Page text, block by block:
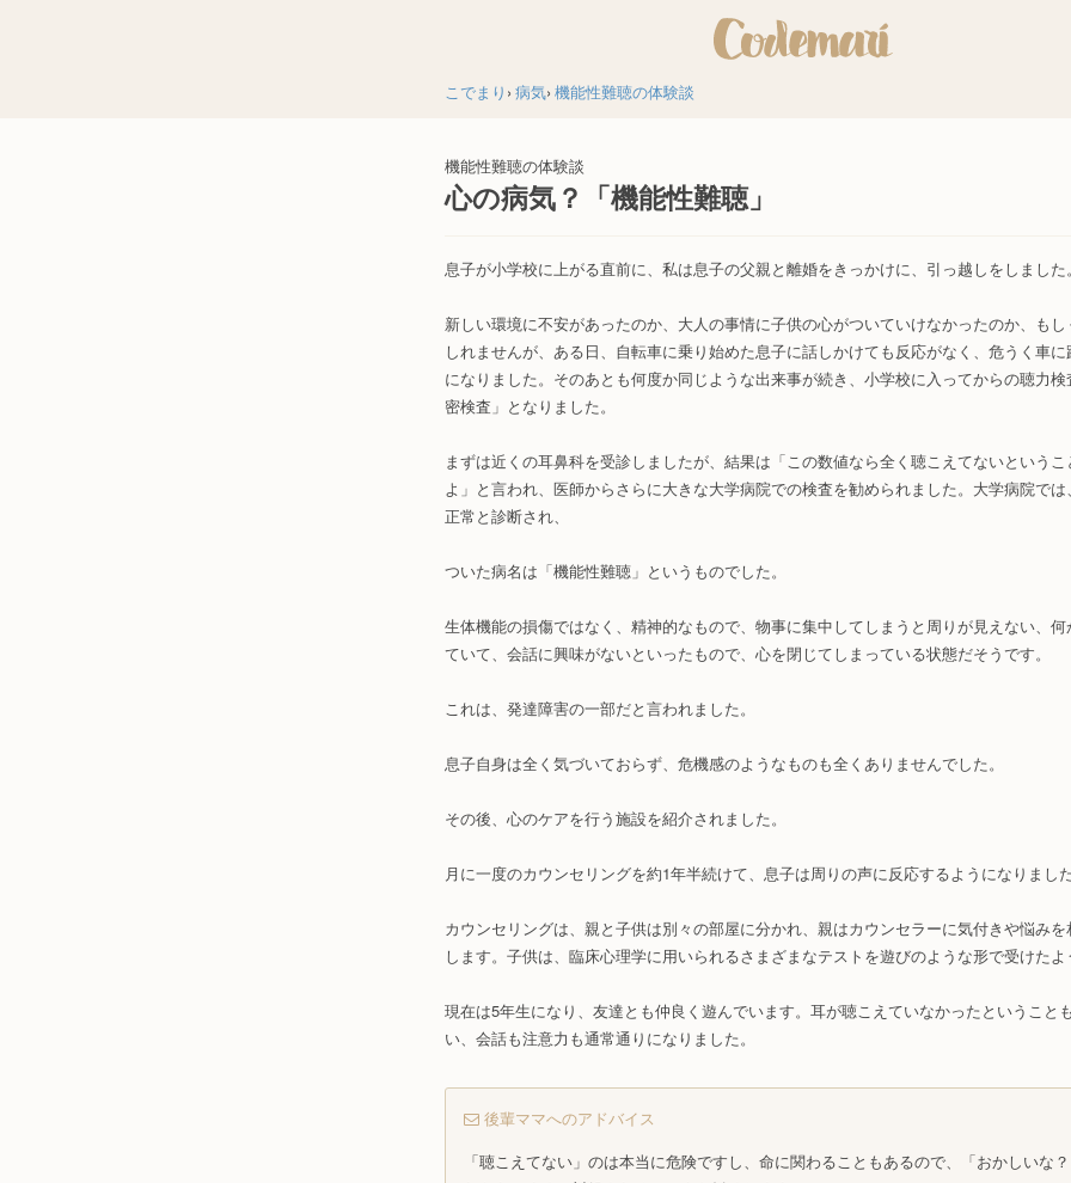
こでまり 病気 機能性難聴の体験談
機能性難聴の体験談
心の病気？「機能性難聴」
息子が小学校に上がる直前に、私は息子の父親と離婚をきっかけに、引っ越しをしました
新しい環境に不安があったのか、大人の事情に子供の心がついていけなかったのか、も
しれませんが、ある日、自転車に乗り始めた息子に話しかけても反応がなく、危うく車
になりました。そのあとも何度か同じような出来事が続き、小学校に入ってからの聴力
密検査」となりました。
まずは近くの耳鼻科を受診しましたが、結果は「この数値なら全く聴こえてないという
よ」と言われ、医師からさらに大きな大学病院での検査を勧められました。大学病院で
正常と診断され、
ついた病名は「機能性難聴」というものでした。
生体機能の損傷ではなく、精神的なもので、物事に集中してしまうと周りが見えない、
ていて、会話に興味がないといったもので、心を閉じてしまっている状態だそうです。
これは、発達障害の一部だと言われました。
息子自身は全く気づいておらず、危機感のようなものも全くありませんでした。
その後、心のケアを行う施設を紹介されました。
月に一度のカウンセリングを約1年半続けて、息子は周りの声に反応するようになりまし
カウンセリングは、親と子供は別々の部屋に分かれ、親はカウンセラーに気付きや悩み
します。子供は、臨床心理学に用いられるさまざまなテストを遊びのような形で受けた
現在は5年生になり、友達とも仲良く遊んでいます。耳が聴こえていなかったということ
い、会話も注意力も通常通りになりました。
後輩ママへのアドバイス
「聴こえてない」のは本当に危険ですし、命に関わることもあるので、「おかしいな